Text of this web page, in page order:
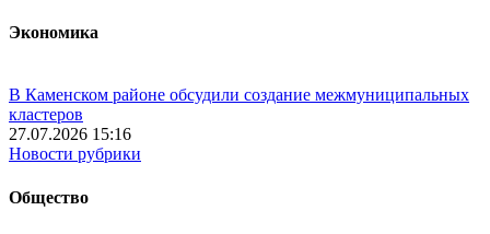
Экономика
В Каменском районе обсудили создание межмуниципальных
кластеров
27.07.2026 15:16
Новости рубрики
Общество